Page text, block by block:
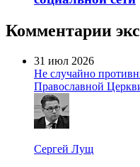
Комментарии
31 июл 2026
Не случайно
Православной
Сергей Лущ